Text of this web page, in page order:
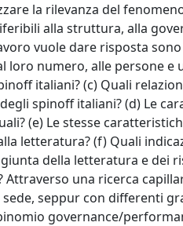
la rilevanza del
alla struttura, alla
vuole dare risposta
loro numero, alle persone
italiani? (c) Quali
spinoff italiani? (d) Le
(e) Le stesse
letteratura? (f) Quali
della letteratura e dei
Attraverso una ricerca
seppur con differenti
governance/